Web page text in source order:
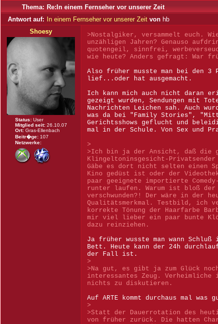
Thema: Re:In einem Fernseher vor unserer Zeit
Antwort auf:
In einem Fernseher vor unserer Zeit von hb
Shoesy
Status: User
Mitglied seit: 26.10.07
Ort: Gras-Ellenbach
Beitr�ge: 107
Netzwerke:
>Nostalgiker, versammelt euch.
unzähligen Jahren? Genauso
quotengeil, sinnfrei,
wie heute? Anders gefragt: War
Also früher musste man bei den 3
lief...oder hat ausgemacht.
Ich kann mich auch nicht daran
gezeigt wurden, Sendungen mit
Nachrichten Leichen sah. Auch
was da bei "Family Stories",
Gerichtsshows geflucht und
mal in der Schule. Von Sex und
>
>Ich bin ja der Ansicht, daß die
Klingeltoninsgesicht-
Gäbe es dort nicht selten einen
Kino gedüst ist oder der
paar geeignete importierte
runter laufen. Warum ist bloß der
verschwunden?! Der wäre in der
Qualitätsmerkmal. Testbild, ich
korrekte Tönung der Haarfarbe
mir viel lieber ein paar bunte
dazu reinziehen.
Ja früher wusste man wann
Bett. Heute kann der 24h
der Fall ist.
>
>Na gut, es gibt ja zum Glück
interessantes Zeug.
nichts zu diskutieren.
Auf ARTE kommt durchaus mal was
>
>Statt der Dauerrotation des
von früher zurück. Die hatten